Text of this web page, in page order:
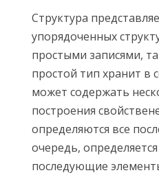
Структура
упорядоченных
простыми записями,
простой тип хранит в
может содержать
построения
определяются все
очередь,
последующие